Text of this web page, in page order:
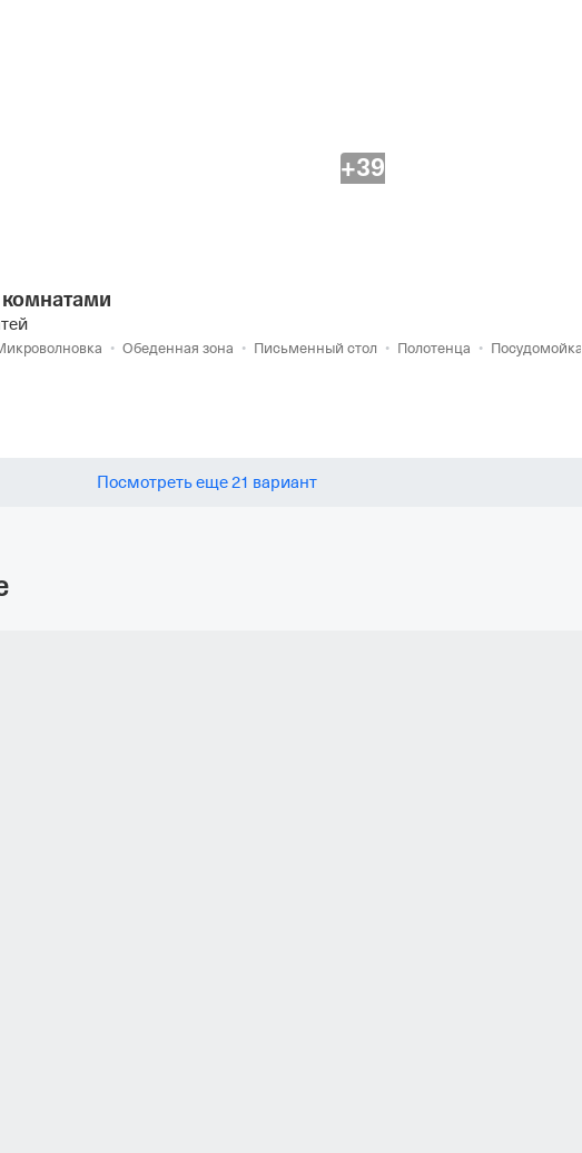
+39
комнатами
• Обеденная зона • Письменный стол • Полотенца • Посудомойка
Посмотреть еще 21 вариант